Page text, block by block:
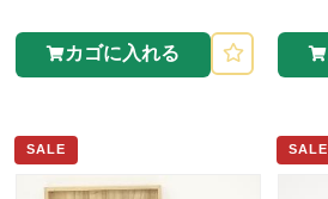
カゴに入れる
SALE SALE